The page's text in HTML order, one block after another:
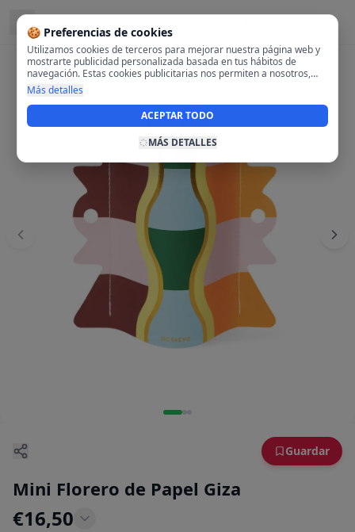
🍪 Preferencias de cookies
Utilizamos cookies de terceros para mejorar nuestra página web y
mostrarte publicidad personalizada basada en tus hábitos de
navegación. Estas cookies publicitarias nos permiten a nosotros,
analizar tu navegación en nuestra página y en internet para
mostrarte anuncios relevantes para ti. Al activarlas, aceptas el uso
de cookies para fines publicitarios y la recopilación y tratamiento de
tus datos de navegación, incluyendo la posible compartición de
Más detalles
ACEPTAR TODO
MÁS DETALLES
Guardar
Mini Florero de Papel Giza
€16,50